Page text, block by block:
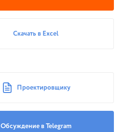
Скачать в Excel
Проектировщику
Обсуждение в Telegram